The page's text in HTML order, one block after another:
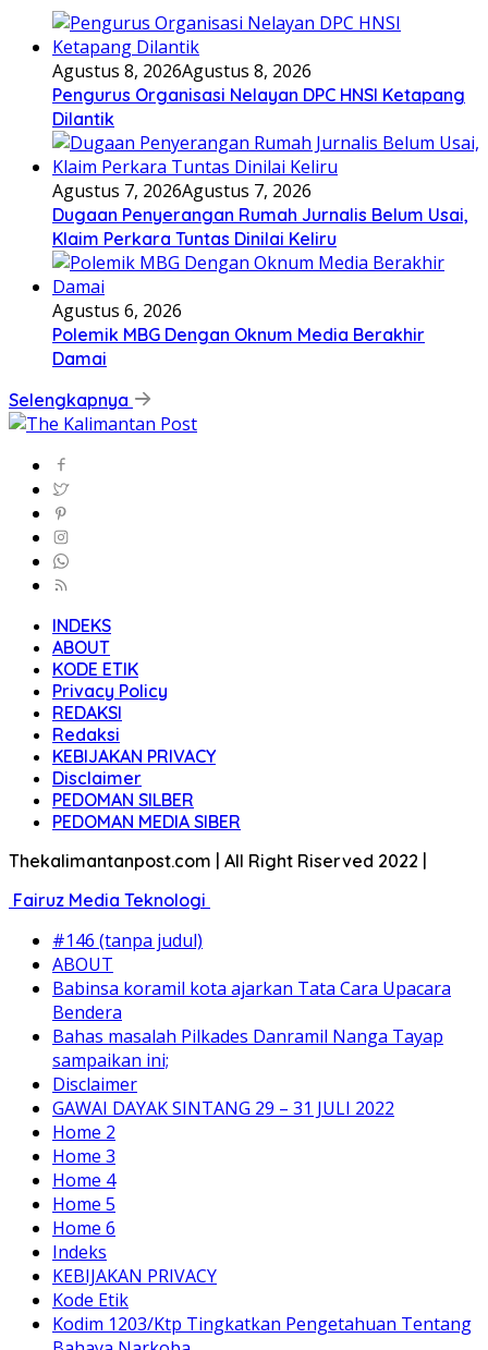
Agustus 8, 2026Agustus 8, 2026
Pengurus Organisasi Nelayan DPC HNSI Ketapang
Dilantik
Agustus 7, 2026Agustus 7, 2026
Dugaan Penyerangan Rumah Jurnalis Belum Usai,
Klaim Perkara Tuntas Dinilai Keliru
Agustus 6, 2026
Polemik MBG Dengan Oknum Media Berakhir
Damai
Selengkapnya
INDEKS
ABOUT
KODE ETIK
Privacy Policy
REDAKSI
Redaksi
KEBIJAKAN PRIVACY
Disclaimer
PEDOMAN SILBER
PEDOMAN MEDIA SIBER
Thekalimantanpost.com | All Right Riserved 2022 |
Fairuz Media Teknologi
#146 (tanpa judul)
ABOUT
Babinsa koramil kota ajarkan Tata Cara Upacara
Bendera
Bahas masalah Pilkades Danramil Nanga Tayap
sampaikan ini;
Disclaimer
GAWAI DAYAK SINTANG 29 – 31 JULI 2022
Home 2
Home 3
Home 4
Home 5
Home 6
Indeks
KEBIJAKAN PRIVACY
Kode Etik
Kodim 1203/Ktp Tingkatkan Pengetahuan Tentang